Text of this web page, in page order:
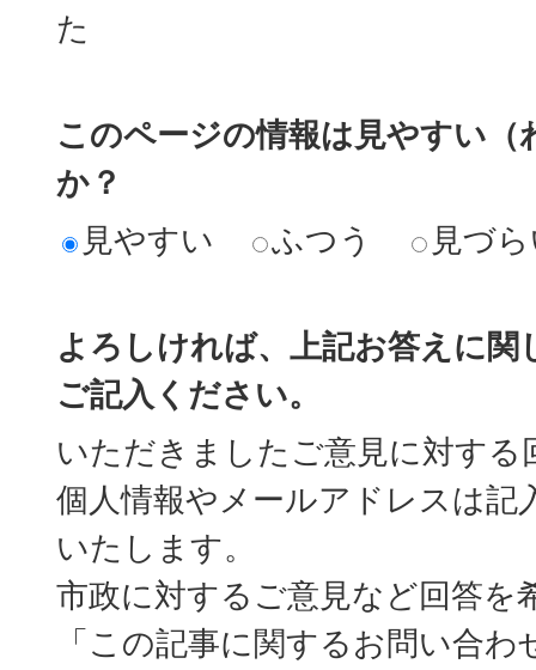
た
このページの情報は見やすい
か？
見やすい
ふつう 見づ
よろしければ、上記お答えに関
ご記入ください。
いただきましたご意見に対する
個人情報やメールアドレスは記
いたします。
市政に対するご意見など回答を
「この記事に関するお問い合